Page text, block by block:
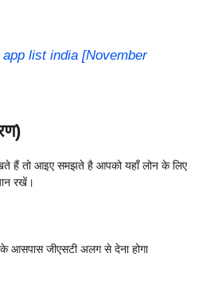
list india [November
हैं तो आइए समझते है आपको यहाँ लोन के लिए
रखें।
आसपास जीएसटी अलग से देना होगा